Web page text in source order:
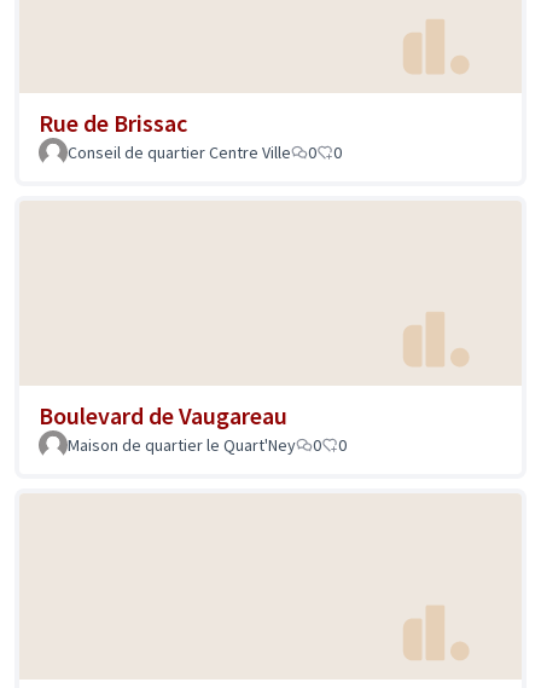
Rue de Brissac
Conseil de quartier Centre Ville 0 0
Boulevard de Vaugareau
Maison de quartier le Quart'Ney 0 0